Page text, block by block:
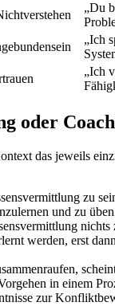
„Du
„Ich
„Ich
oder
das jeweils
zu
und zu
werden, erst
in einem
zur